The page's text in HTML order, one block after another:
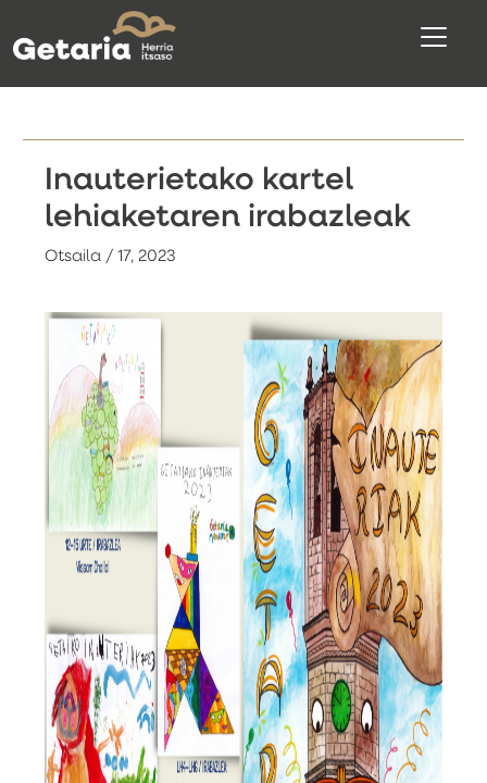
Inauterietako kartel
lehiaketaren irabazleak
Otsaila / 17, 2023